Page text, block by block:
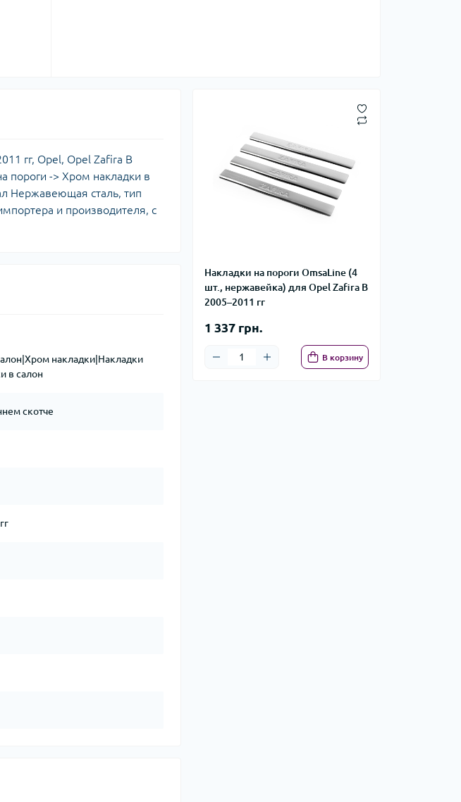
Накладки на пороги OmsaLine (4
шт., нержавейка) для Opel Zafira B
2005–2011 гг
1 337 грн.
В корзину
гг, Opel, Opel Zafira B
пороги -> Хром накладки в
Нержавеющая сталь, тип
и производителя, с
накладки|Накладки
в салон
скотче